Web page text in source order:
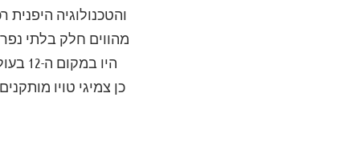
והטכנולוגיה
מהווים חלק בלתי
היו